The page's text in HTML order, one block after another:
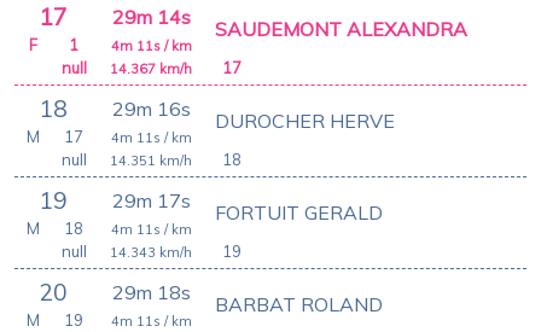
17 29m 14s
17
SAUDEMONT ALEXANDRA
4m 11s / km
14.367 km/h
F
1
null
18 29m 16s
18
DUROCHER HERVE
4m 11s / km
14.351 km/h
M
17
null
19 29m 17s
19
FORTUIT GERALD
4m 11s / km
14.343 km/h
M
18
null
20 29m 18s BARBAT ROLAND
4m 11s / km
M
19